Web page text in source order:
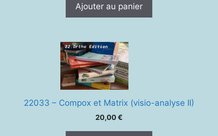
Ajouter au panier
22033 – Compox et Matrix (visio-analyse II)
20,00€